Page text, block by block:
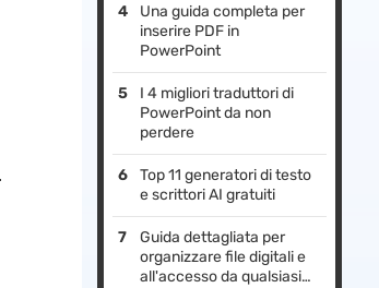
Una guida completa per
inserire PDF in
PowerPoint
I 4 migliori traduttori di
PowerPoint da non
perdere
Top 11 generatori di testo
e scrittori AI gratuiti
Guida dettagliata per
organizzare file digitali e
all'accesso da qualsiasi